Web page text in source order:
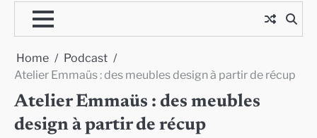
Home
Podcast
Atelier Emmaüs : des meubles design à partir de récup
Atelier Emmaüs : des meubles
design à partir de récup